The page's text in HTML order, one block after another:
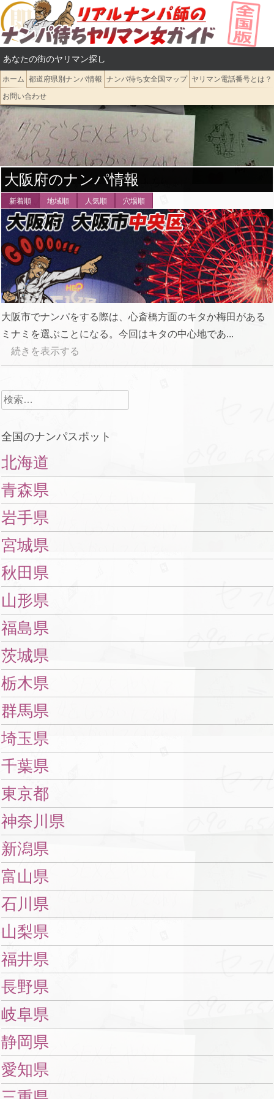
コ
ン
テ
ン
ツ
へ
ス
キ
プ
あなたの街のヤリマン探し
ホーム 都道府県別ナンパ情報 ナンパ待ち女全国マップ ヤリマン電話番号とは？
お問い合わせ
大阪府のナンパ情報
大阪市でナンパをする際は、心斎橋方面のキタか梅田がある
ミナミを選ぶことになる。今回はキタの中心地であ...
続きを表示する
検
全国のナンパスポット
北海道
青森県
岩手県
宮城県
秋田県
山形県
福島県
茨城県
栃木県
群馬県
埼玉県
千葉県
東京都
神奈川県
新潟県
富山県
石川県
山梨県
福井県
長野県
岐阜県
静岡県
愛知県